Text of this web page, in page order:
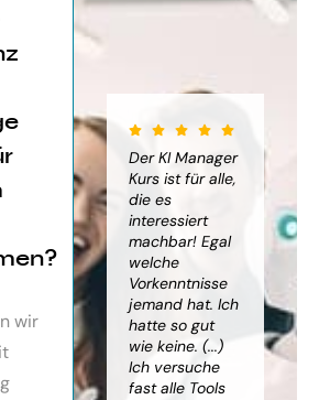
wir
was
Fragen
Der KI Manager
Kurs ist für alle,
die es
interessiert
machbar! Egal
welche
Vorkenntnisse
jemand hat. Ich
hatte so gut
wie keine. (...)
Ich versuche
fast alle Tools
zu